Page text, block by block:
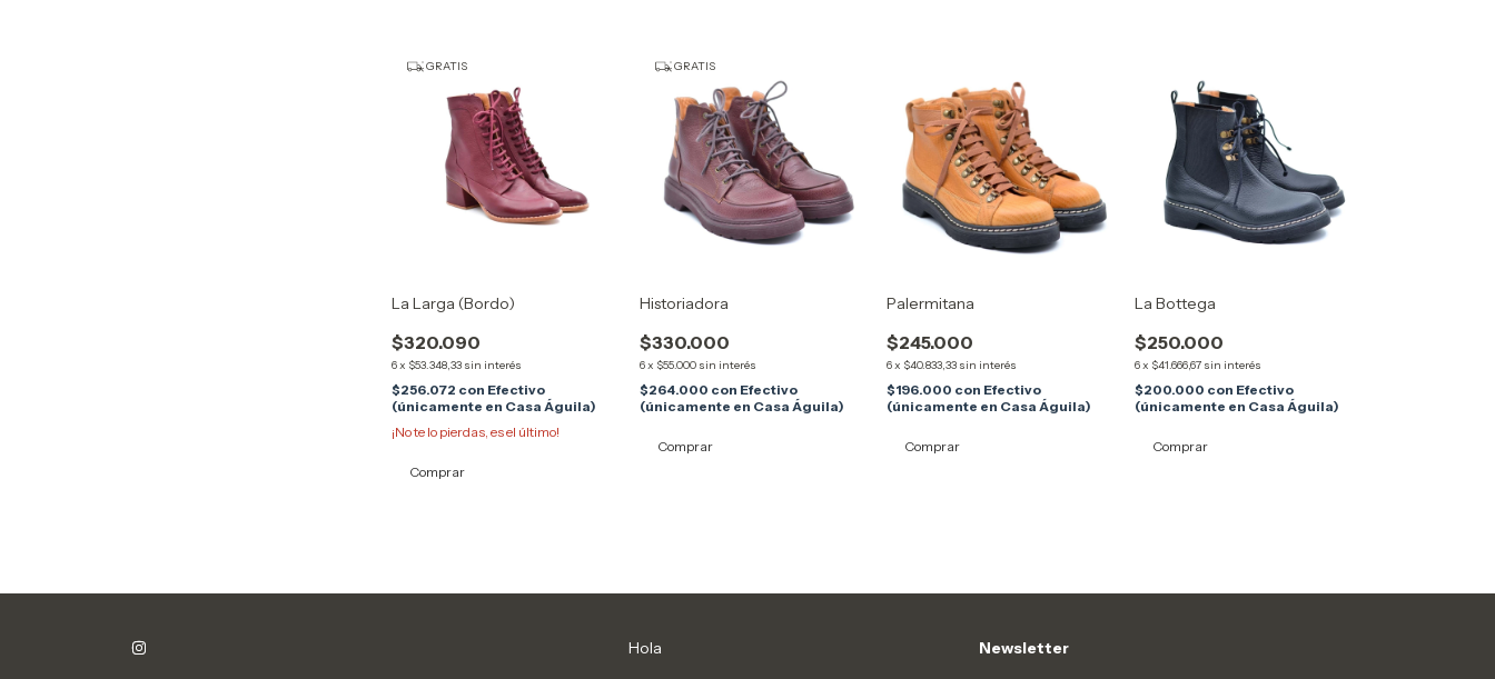
GRATIS
La Larga (Bordo)
$320.090
6x $53.348,33 sin interés
$256.072 con Efectivo
(únicamente en Casa Águila)
¡No te lo pierdas, es el último!
Comprar
GRATIS
Historiadora
$330.000
6x $55.000 sin interés
$264.000 con Efectivo
(únicamente en Casa Águila)
Comprar
Palermitana
$245.000
6x $40.833,33 sin interés
$196.000 con Efectivo
(únicamente en Casa Águila)
Comprar
La Bottega
$250.000
6x $41.666,67 sin interés
$200.000 con Efectivo
(únicamente en Casa Águila)
Comprar
Hola
Newsletter